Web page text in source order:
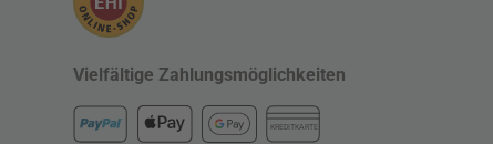
Vielfältige Zahlungsmöglichkeiten
KREDITKARTE